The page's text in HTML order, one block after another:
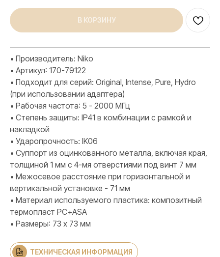
В КОРЗИНУ
• Производитель: Niko
• Артикул: 170-79122
• Подходит для серий: Original, Intense, Pure, Hydro
(при использовании адаптера)
• Рабочая частота: 5 - 2000 МГц
• Степень защиты: IP41 в комбинации с рамкой и
накладкой
• Ударопрочность: IK06
• Суппорт из оцинкованного металла, включая края,
толщиной 1 мм с 4-мя отверстиями под винт 7 мм
• Межосевое расстояние при горизонтальной и
вертикальной установке - 71 мм
• Материал используемого пластика: композитный
термопласт PC+ASA
• Размеры: 73 х 73 мм
ТЕХНИЧЕСКАЯ ИНФОРМАЦИЯ
ПРОДУКЦИЯ
Розетки и выключатели
Розетки и выключатели Rocker
Серия для улицы